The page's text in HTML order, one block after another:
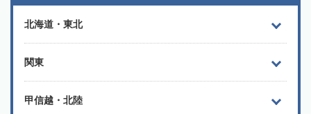
北海道・東北
関東
甲信越・北陸